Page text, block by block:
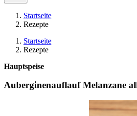
Startseite
Rezepte
Startseite
Rezepte
Hauptspeise
Auberginenauflauf Melanzane